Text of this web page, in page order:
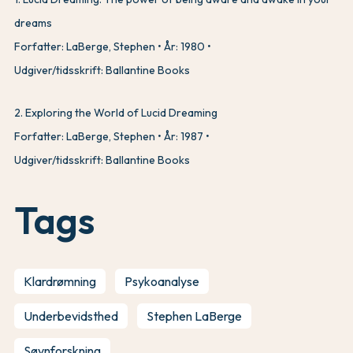
dreams
Forfatter: LaBerge, Stephen
År: 1980
Udgiver/tidsskrift: Ballantine Books
2. Exploring the World of Lucid Dreaming
Forfatter: LaBerge, Stephen
År: 1987
Udgiver/tidsskrift: Ballantine Books
Tags
Klardrømning Psykoanalyse
Underbevidsthed Stephen LaBerge